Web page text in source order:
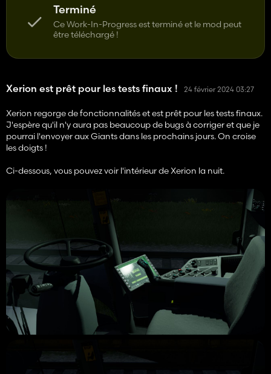
Terminé
Ce Work-In-Progress est terminé et le mod peut
être téléchargé !
Xerion est prêt pour les tests finaux ! 24 février 2024 03:27
Xerion regorge de fonctionnalités et est prêt pour les tests finaux.
J'espère qu'il n'y aura pas beaucoup de bugs à corriger et que je
pourrai l'envoyer aux Giants dans les prochains jours. On croise
les doigts !
Ci-dessous, vous pouvez voir l'intérieur de Xerion la nuit.